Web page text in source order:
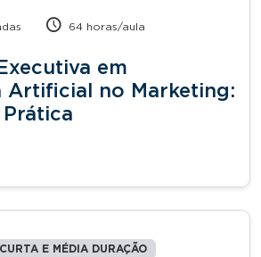
64 horas/aula
em
Artificial no Marketing:
CURTA E MÉDIA DURAÇÃO